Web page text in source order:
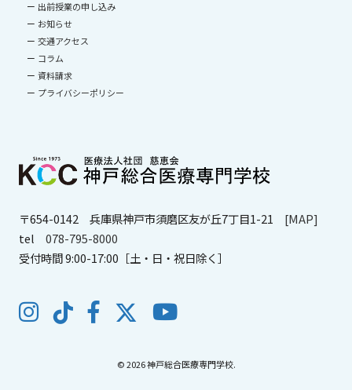
出前授業の申し込み
お知らせ
交通アクセス
コラム
資料請求
プライバシーポリシー
〒654-0142 兵庫県神戸市須磨区友が丘7丁目1-21
[MAP]
tel 078-795-8000
受付時間 9:00-17:00［土・日・祝日除く］
© 2026 神戸総合医療専門学校.